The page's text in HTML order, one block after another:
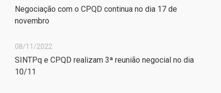
Negociação com o CPQD continua no dia 17 de
novembro
08/11/2022
SINTPq e CPQD realizam 3ª reunião negocial no dia
10/11